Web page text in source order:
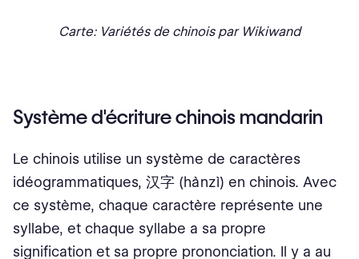
Carte: Variétés de chinois par Wikiwand
Système d'écriture chinois mandarin
Le chinois utilise un système de caractères
idéogrammatiques, 汉字 (hànzì) en chinois. Avec
ce système, chaque caractère représente une
syllabe, et chaque syllabe a sa propre
signification et sa propre prononciation. Il y a au